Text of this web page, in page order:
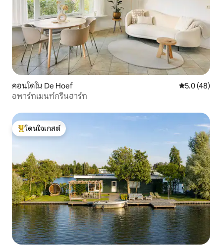
คอนโดใน De Hoef คะแนนเฉลี่ย
5.0 (48)
อพาร์ทเมนท์กรีนฮาร์ท
โดนใจเกสต์ที่สุด
โดนใจเกสต์